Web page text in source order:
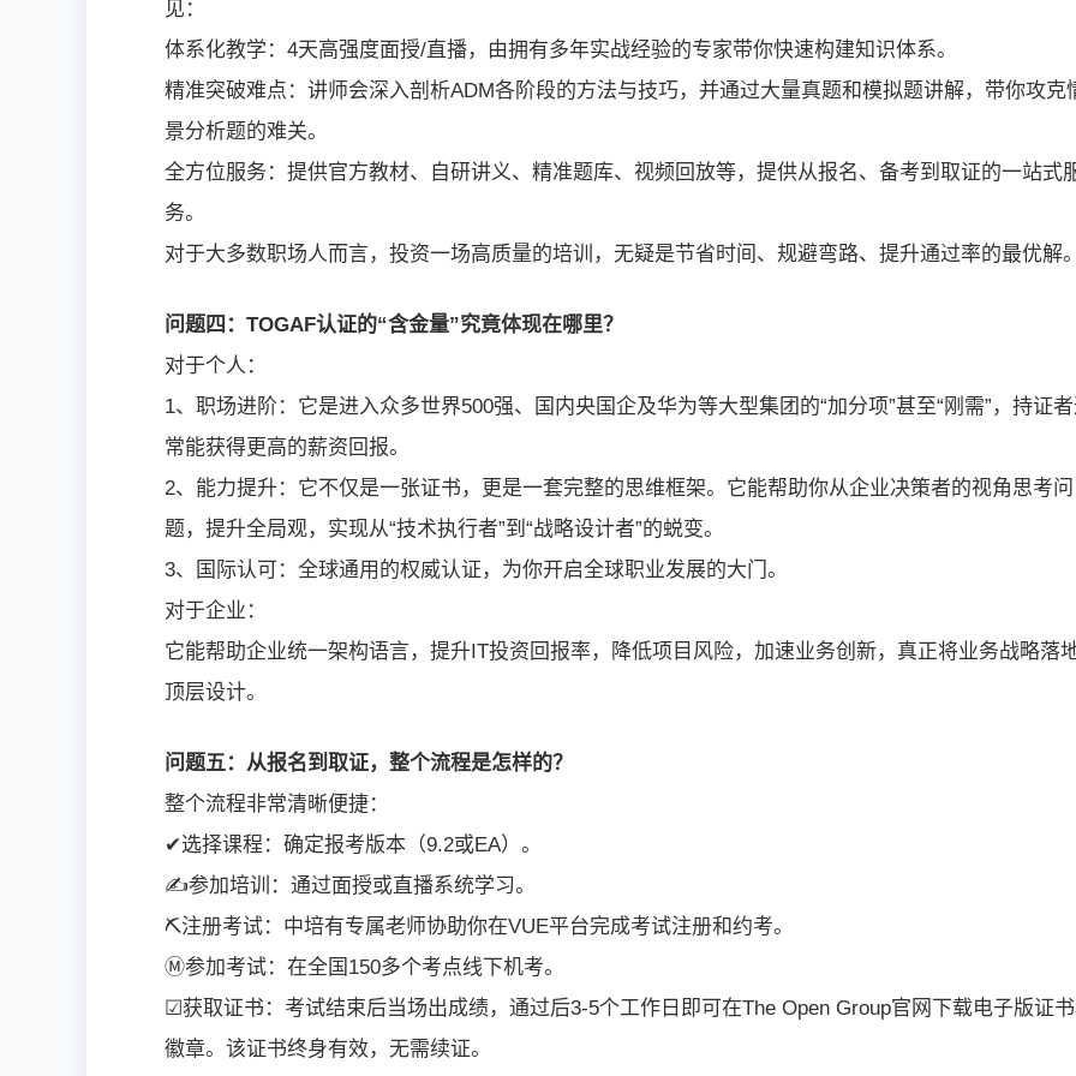
见：
体系化教学：4天高强度面授/直播，由拥有多年实战经验的专家带你快速构建知识体系。
精准突破难点：讲师会深入剖析ADM各阶段的方法与技巧，并通过大量真题和模拟题讲解，带你攻克
景分析题的难关。
全方位服务：提供官方教材、自研讲义、精准题库、视频回放等，提供从报名、备考到取证的一站式
务。
对于大多数职场人而言，投资一场高质量的培训，无疑是节省时间、规避弯路、提升通过率的最优解。
问题四：TOGAF认证的“含金量”究竟体现在哪里？
对于个人：
1、职场进阶：它是进入众多世界500强、国内央国企及华为等大型集团的“加分项”甚至“刚需”，持证
常能获得更高的薪资回报。
2、能力提升：它不仅是一张证书，更是一套完整的思维框架。它能帮助你从企业决策者的视角思考问
题，提升全局观，实现从“技术执行者”到“战略设计者”的蜕变。
3、国际认可：全球通用的权威认证，为你开启全球职业发展的大门。
对于企业：
它能帮助企业统一架构语言，提升IT投资回报率，降低项目风险，加速业务创新，真正将业务战略落
顶层设计。
问题五：从报名到取证，整个流程是怎样的？
整个流程非常清晰便捷：
✔选择课程：确定报考版本（9.2或EA）。
✍参加培训：通过面授或直播系统学习。
⛏注册考试：中培有专属老师协助你在VUE平台完成考试注册和约考。
Ⓜ参加考试：在全国150多个考点线下机考。
☑获取证书：考试结束后当场出成绩，通过后3-5个工作日即可在The Open Group官网下载电子版证书
徽章。该证书终身有效，无需续证。